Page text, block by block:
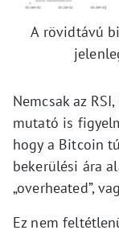
A rövidtávú
Nemcsak az
mutató is
hogy a Bitcoin
bekerülési ára
„overheated”,
Ez nem